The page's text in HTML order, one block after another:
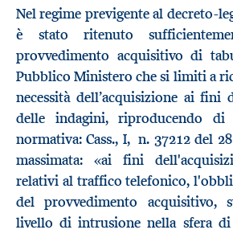
Nel regime previgente al decreto-
è stato ritenuto
provvedimento acquisitivo di
Pubblico Ministero che si limiti a
necessità dell’acquisizione ai fini
delle indagini, riproducendo
normativa: Cass., I, n. 37212 del
massimata: «ai fini
relativi al traffico telefonico,
del provvedimento acquisitivo,
livello di intrusione nella sfera di